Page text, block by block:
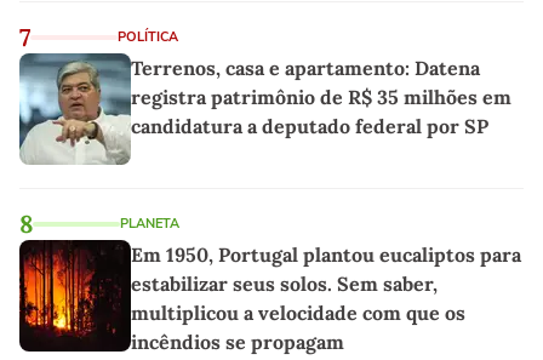
7 POLÍTICA
Terrenos, casa e apartamento: Datena
registra patrimônio de R$ 35 milhões em
candidatura a deputado federal por SP
8 PLANETA
Em 1950, Portugal plantou eucaliptos para
estabilizar seus solos. Sem saber,
multiplicou a velocidade com que os
incêndios se propagam